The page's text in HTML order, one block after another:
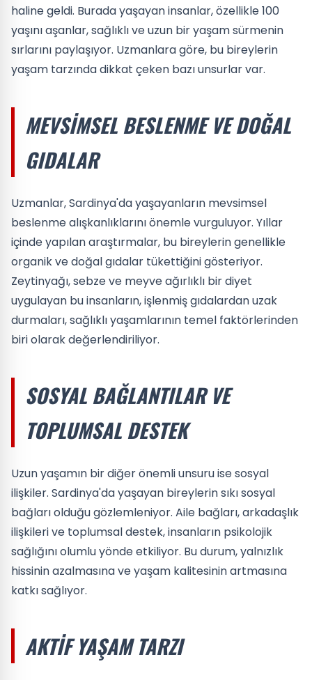
haline geldi. Burada yaşayan insanlar, özellikle 100
yaşını aşanlar, sağlıklı ve uzun bir yaşam sürmenin
sırlarını paylaşıyor. Uzmanlara göre, bu bireylerin
yaşam tarzında dikkat çeken bazı unsurlar var.
MEVSIMSEL BESLENME VE DOĞAL
GIDALAR
Uzmanlar, Sardinya'da yaşayanların mevsimsel
beslenme alışkanlıklarını önemle vurguluyor. Yıllar
içinde yapılan araştırmalar, bu bireylerin genellikle
organik ve doğal gıdalar tükettiğini gösteriyor.
Zeytinyağı, sebze ve meyve ağırlıklı bir diyet
uygulayan bu insanların, işlenmiş gıdalardan uzak
durmaları, sağlıklı yaşamlarının temel faktörlerinden
biri olarak değerlendiriliyor.
SOSYAL BAĞLANTILAR VE
TOPLUMSAL DESTEK
Uzun yaşamın bir diğer önemli unsuru ise sosyal
ilişkiler. Sardinya'da yaşayan bireylerin sıkı sosyal
bağları olduğu gözlemleniyor. Aile bağları, arkadaşlık
ilişkileri ve toplumsal destek, insanların psikolojik
sağlığını olumlu yönde etkiliyor. Bu durum, yalnızlık
hissinin azalmasına ve yaşam kalitesinin artmasına
katkı sağlıyor.
AKTIF YAŞAM TARZI